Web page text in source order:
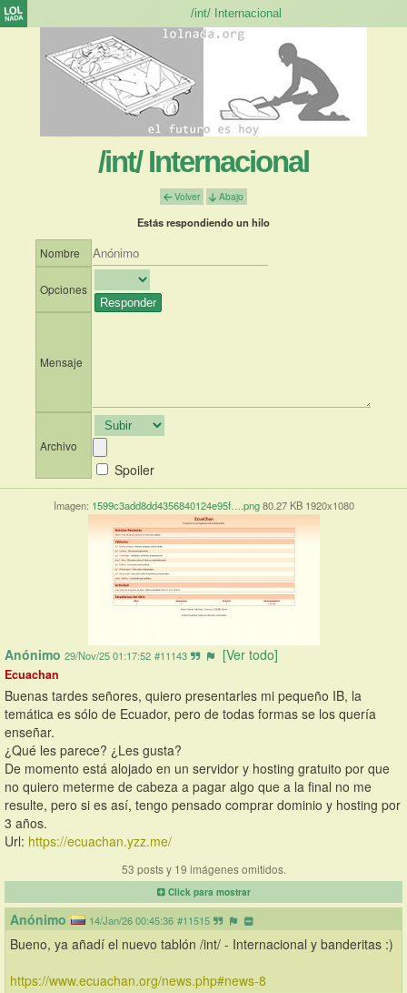
/int/ Internacional
Volver Abajo
Estás respondiendo un hilo
Nombre
Opciones
Mensaje
Archivo
Spoiler
Imagen: 1599c3add8dd4356840124e95f….png 80.27 KB 1920x1080
Anónimo 29/Nov/25 01:17:52 #11143 [Ver todo]
Ecuachan
Buenas tardes señores, quiero presentarles mi pequeño IB, la
temática es sólo de Ecuador, pero de todas formas se los quería
enseñar.
¿Qué les parece? ¿Les gusta?
De momento está alojado en un servidor y hosting gratuito por que
no quiero meterme de cabeza a pagar algo que a la final no me
resulte, pero si es así, tengo pensado comprar dominio y hosting por
3 años.
Url: https://ecuachan.yzz.me/
53 posts y 19 imágenes omitidos.
Click para mostrar
Anónimo 14/Jan/26 00:45:36 #11515
Bueno, ya añadí el nuevo tablón /int/ - Internacional y banderitas :)
https://www.ecuachan.org/news.php#news-8